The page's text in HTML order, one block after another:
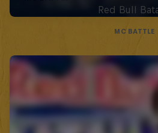
Red Bull
MC BATTLE